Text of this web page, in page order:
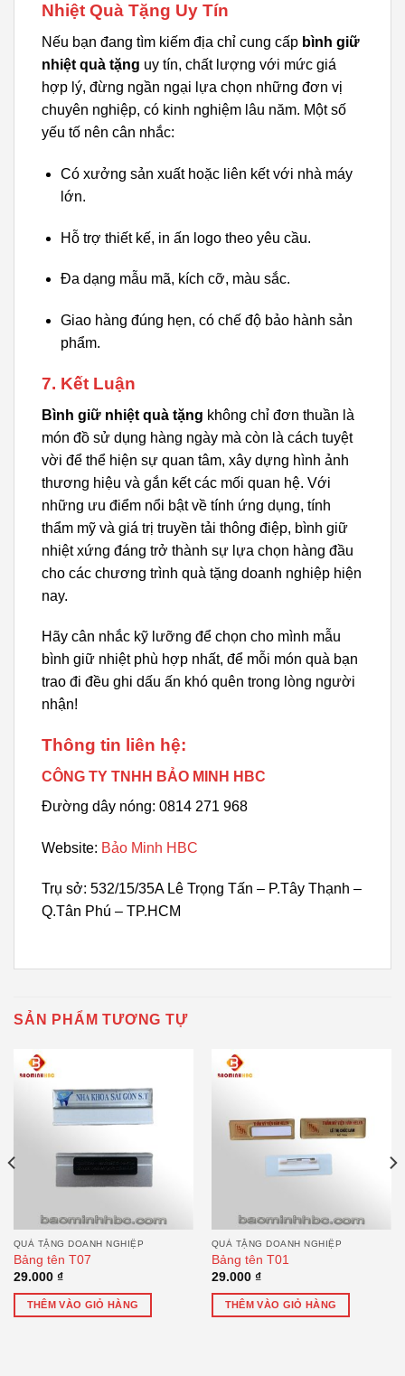
Nhiệt Quà Tặng Uy Tín
Nếu bạn đang tìm kiếm địa chỉ cung cấp bình giữ
nhiệt quà tặng uy tín, chất lượng với mức giá
hợp lý, đừng ngần ngại lựa chọn những đơn vị
chuyên nghiệp, có kinh nghiệm lâu năm. Một số
yếu tố nên cân nhắc:
Có xưởng sản xuất hoặc liên kết với nhà máy
lớn.
Hỗ trợ thiết kế, in ấn logo theo yêu cầu.
Đa dạng mẫu mã, kích cỡ, màu sắc.
Giao hàng đúng hẹn, có chế độ bảo hành sản
phẩm.
7. Kết Luận
Bình giữ nhiệt quà tặng không chỉ đơn thuần là
món đồ sử dụng hàng ngày mà còn là cách tuyệt
vời để thể hiện sự quan tâm, xây dựng hình ảnh
thương hiệu và gắn kết các mối quan hệ. Với
những ưu điểm nổi bật về tính ứng dụng, tính
thẩm mỹ và giá trị truyền tải thông điệp, bình giữ
nhiệt xứng đáng trở thành sự lựa chọn hàng đầu
cho các chương trình quà tặng doanh nghiệp hiện
nay.
Hãy cân nhắc kỹ lưỡng để chọn cho mình mẫu
bình giữ nhiệt phù hợp nhất, để mỗi món quà bạn
trao đi đều ghi dấu ấn khó quên trong lòng người
nhận!
Thông tin liên hệ:
CÔNG TY TNHH BẢO MINH HBC
Đường dây nóng: 0814 271 968
Website: Bảo Minh HBC
Trụ sở: 532/15/35A Lê Trọng Tấn – P.Tây Thạnh –
Q.Tân Phú – TP.HCM
SẢN PHẨM TƯƠNG TỰ
QUÀ TẶNG DOANH NGHIỆP
Bảng tên T07
29.000 ₫
THÊM VÀO GIỎ HÀNG
QUÀ TẶNG DOANH NGHIỆP
Bảng tên T01
29.000 ₫
THÊM VÀO GIỎ HÀNG